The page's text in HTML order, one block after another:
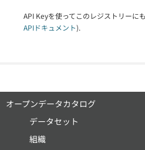
API Keyを使ってこのレジストリーに
APIドキュメント).
オープンデータカタログ
データセット
組織